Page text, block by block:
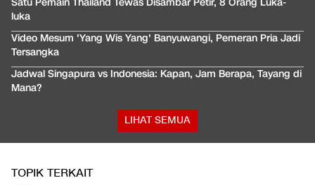
luka
Video Mesum 'Yang Wis Yang' Banyuwangi, Pemeran Pria Jadi
Tersangka
Jadwal Singapura vs Indonesia: Kapan, Jam Berapa, Tayang di
Mana?
LIHAT SEMUA
TOPIK TERKAIT